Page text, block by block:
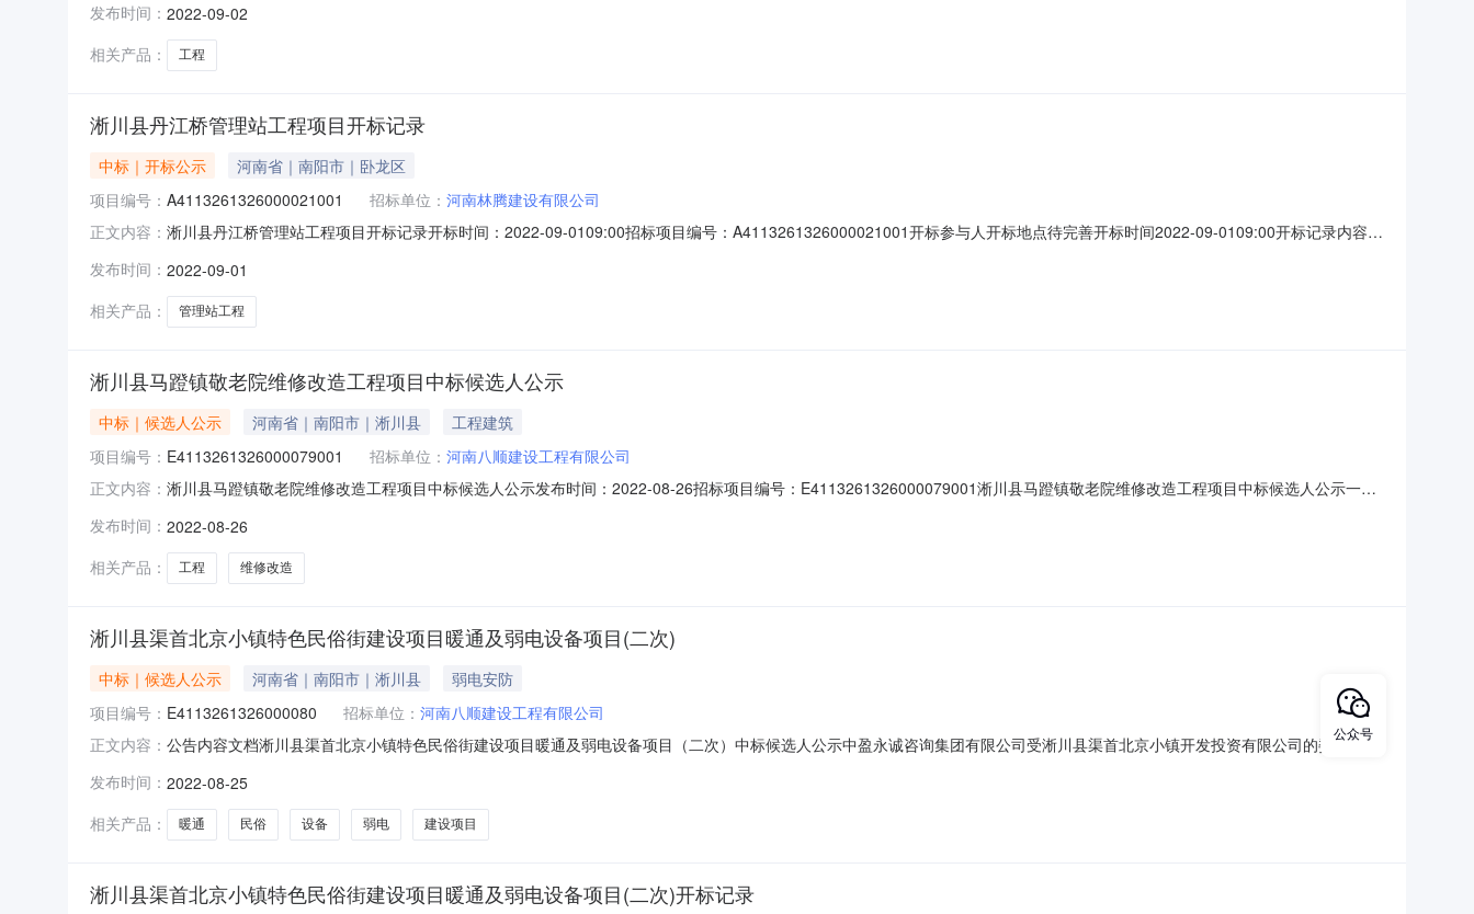
09日在《中国招标投标公共服务平台》、《河南省电子招标投标公共服务平台》、《河南省政府采购网》、《淅川县公共资源交易平台》网上发布。三、评标信息：评标时间：
2022年09月01日12:0
发布时间： 2022-09-02
相关产品：
工程
淅川县丹江桥管理站工程项目开标记录
中标｜开标公示
河南省｜南阳市｜卧龙区
项目编号： A4113261326000021001 招标单位： 河南林腾建设有限公司
正文内容： 淅川县丹江桥管理站工程项目开标记录开标时间：2022-09-0109:00招标项目编号：A4113261326000021001开标参与人开标地点待完善开标时间2022-09-0109:00开标记录内容投
限公司工期:0质量要求:null保证金金额:40000.0;投标人名称:河南方丘建筑工程有限公司工期:0质量要求:null
发布时间： 2022-09-01
相关产品：
管理站工程
淅川县马蹬镇敬老院维修改造工程项目中标候选人公示
中标｜候选人公示 河南省｜南阳市｜淅川县
工程建筑
项目编号： E4113261326000079001 招标单位： 河南八顺建设工程有限公司
正文内容： 淅川县马蹬镇敬老院维修改造工程项目中标候选人公示发布时间：2022-08-26招标项目编号：E4113261326000079001淅川县马蹬镇敬老院维修改造工程项目中标候选人公示一嘉
公布如下：一、项目名称及项目编号项目名称：淅川县马蹬镇敬老院维修改造工程项目项目编号：E4113261326000079001二、招标公告媒体及日期本项目于2022年08月05日
发布时间： 2022-08-26
相关产品：
工程 维修改造
淅川县渠首北京小镇特色民俗街建设项目暖通及弱电设备项目(二次)
中标｜候选人公示 河南省｜南阳市｜淅川县
弱电安防
项目编号： E4113261326000080 招标单位： 河南八顺建设工程有限公司
正文内容： 公告内容文档淅川县渠首北京小镇特色民俗街建设项目暖通及弱电设备项目（二次）中标候选人公示中盈永诚咨询集团有限公司受淅川县渠首北京小镇开发投资有限公司的委托，就
编号：项目名称：淅川县渠首北京小镇特色民俗街建设项目暖通及弱电设备项目（二次）项目编号：E4113261326000080二、招标公告媒体及日期：本次招标公告于2022年8月4日
在《中国招标投标公共服务平
发布时间： 2022-08-25
相关产品：
暖通 民俗 设备 弱电 建设项目
淅川县渠首北京小镇特色民俗街建设项目暖通及弱电设备项目(二次)开标记录
公众号